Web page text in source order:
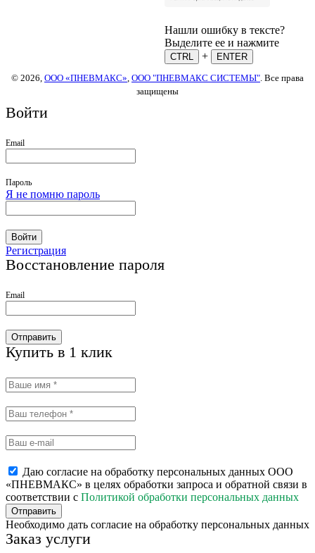
Нашли ошибку в тексте?
Выделите ее и нажмите
CTRL +
ENTER
© 2026, ООО «ПНЕВМАКС» ООО "ПНЕВМАКС СИСТЕМЫ" . Все права
защищены
Войти
Email
Пароль
Я не помню пароль
Войти
Регистрация
Восстановление пароля
Email
Отправить
Купить в 1 клик
Даю согласие на обработку персональных данных ООО
«ПНЕВМАКС» в целях обработки запроса и обратной связи в
соответствии с Политикой обработки персональных данных
Отправить
Необходимо дать согласие на обработку персональных данных
Заказ услуги